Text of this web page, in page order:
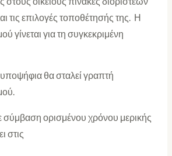
τις επιλογές τοποθέτησής της. Η
γίνεται για τη συγκεκριμένη
θα σταλεί γραπτή
ορισμένου χρόνου μερικής
στις